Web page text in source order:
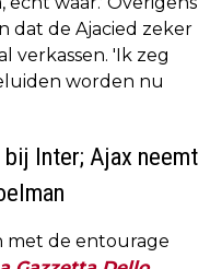
dat de Ajacied zeker
verkassen. 'Ik zeg
worden nu
Inter; Ajax neemt
met de entourage